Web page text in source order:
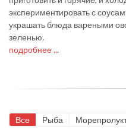
экспериментировать с
украшать блюда вареными
зеленью.
подробнее ...
Все Рыба